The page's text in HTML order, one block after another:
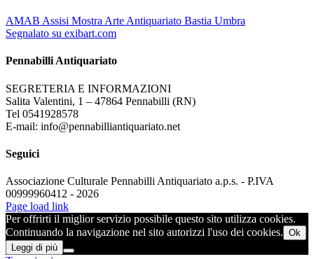
AMAB Assisi Mostra Arte Antiquariato Bastia Umbra
Segnalato su exibart.com
Pennabilli Antiquariato
SEGRETERIA E INFORMAZIONI
Salita Valentini, 1 – 47864 Pennabilli (RN)
Tel 0541928578
E-mail: info@pennabilliantiquariato.net
Seguici
Associazione Culturale Pennabilli Antiquariato a.p.s. - P.IVA
00999960412 - 2026
Page load link
Per offrirti il miglior servizio possibile questo sito utilizza cookies.
Continuando la navigazione nel sito autorizzi l'uso dei cookies. Ok
Leggi di più